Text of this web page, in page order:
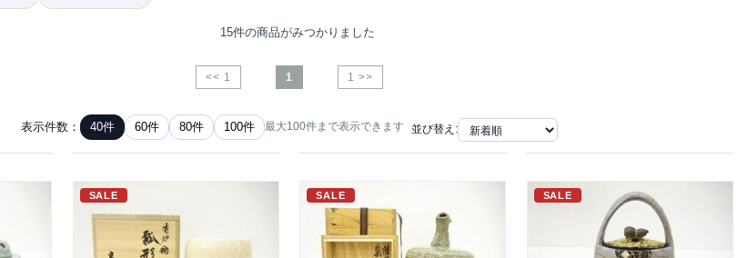
15件の商品がみつかりました
<< 1 1 1 >>
表示件数： 40件 60件 80件 100件 最大100件まで表示できます 並び替え:
SALE SALE SALE